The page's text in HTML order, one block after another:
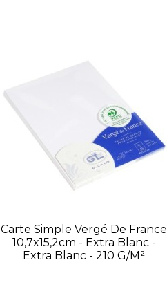
Carte Simple Vergé De France
10,7x15,2cm - Extra Blanc -
Extra Blanc - 210 G/m²